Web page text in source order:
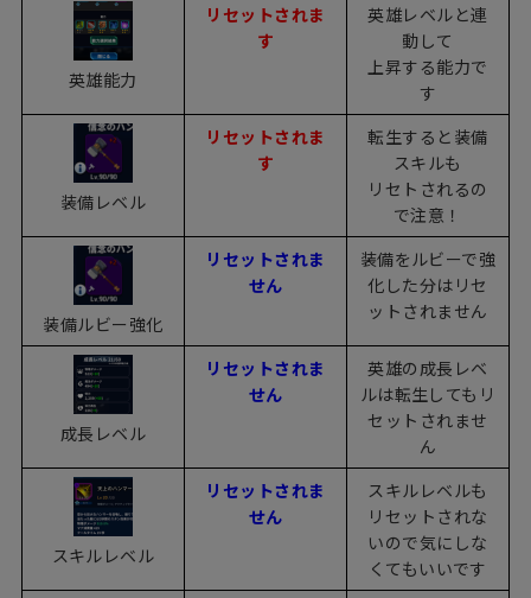
英雄能力
リセットされま
す
英雄レベルと連
動して
上昇する能力で
す
装備レベル
リセットされま
す
転生すると装備
スキルも
リセトされるの
で注意！
装備ルビー強化
リセットされま
せん
装備をルビーで強
化した分はリセ
ットされません
成長レベル
リセットされま
せん
英雄の成長レベ
ルは転生してもリ
セットされませ
ん
スキルレベル
リセットされま
せん
スキルレベルも
リセットされな
いので気にしな
くてもいいです